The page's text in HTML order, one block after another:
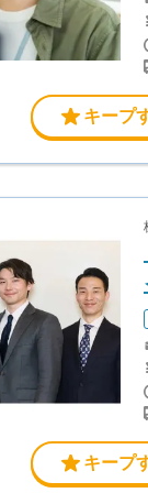
キープ
キープ